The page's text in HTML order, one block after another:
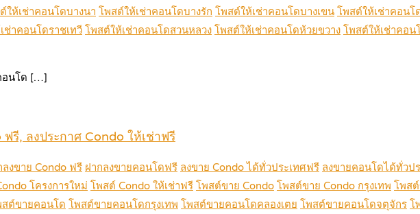
ให้เช่าคอนโดบางนา โพสต์ให้เช่าคอนโดบางรัก โพสต์ให้เช่าคอนโดบางเขน โพสต์ให้เช่าคอนโ
ช่าคอนโดราชเทวี โพสต์ให้เช่าคอนโดสวนหลวง โพสต์ให้เช่าคอนโดห้วยขวาง โพสต์ให้เช่าคอ
อนโด […]
รี, ลงประกาศ Condo ให้เช่าฟรี
ลงขาย Condo ฟรี ฝากลงขายคอนโดฟรี ลงขาย Condo ได้ทั่วประเทศฟรี ลงขายคอนโดได้ทั่วป
โครงการใหม่ โพสต์ Condo ให้เช่าฟรี โพสต์ขาย Condo โพสต์ขาย Condo กรุงเทพ โพส
สต์ขายคอนโด โพสต์ขายคอนโดกรุงเทพ โพสต์ขายคอนโดคลองเตย โพสต์ขายคอนโดจตุจักร โ